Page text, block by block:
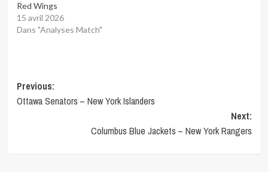
Red Wings
15 avril 2026
Dans "Analyses Match"
Post
navigation
Previous:
Ottawa Senators – New York Islanders
Next:
Columbus Blue Jackets – New York Rangers